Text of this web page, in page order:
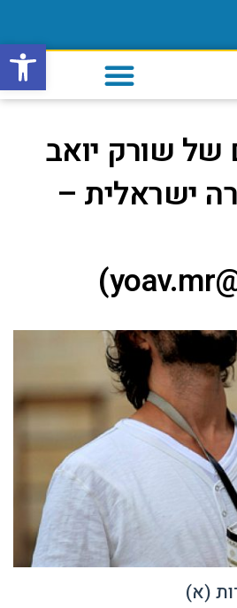
פתח
של שורק יואב
ישראלית –
(א)